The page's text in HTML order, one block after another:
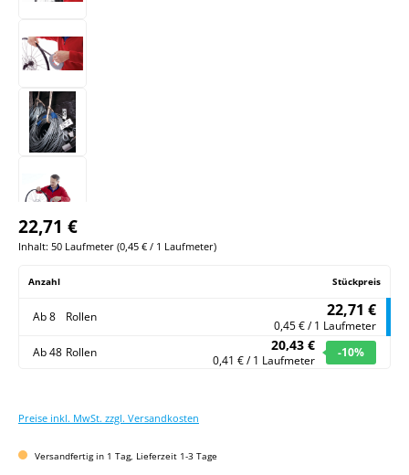
22,71 €
Inhalt: 50 Laufmeter (0,45 € / 1 Laufmeter)
Anzahl Stückpreis
Ab8 Rollen 22,71 €
0,45 € / 1 Laufmeter
Ab48 Rollen 20,43 €
0,41 € / 1 Laufmeter
-10%
Preise inkl. MwSt. zzgl. Versandkosten
Versandfertig in 1 Tag, Lieferzeit 1-3 Tage